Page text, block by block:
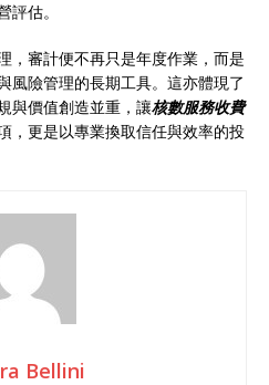
估。
，審計便不再只是年度作業，而是
風險管理的長期工具。這亦體現了
與價值創造並重，讓核數服務收費
，更是以專業換取信任與效率的投
Bellini